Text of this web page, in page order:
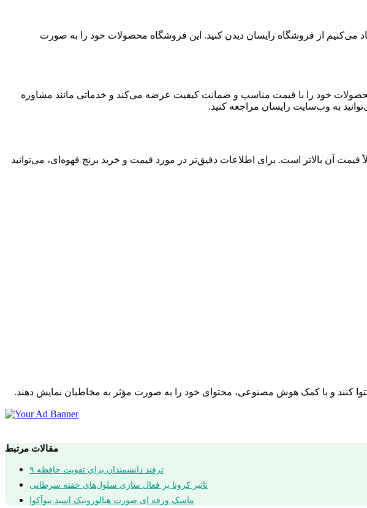
می‌کنیم از فروشگاه رایسان دیدن کنید. این فروشگاه محصولات خود را به صورت
است. این فروشگاه محصولات خود را با قیمت مناسب و ضمانت کیفیت عرضه می‌کند و خدماتی مانند مشاوره
به وب‌سایت رایسان مراجعه کنید.
آن بالاتر است. برای اطلاعات دقیق‌تر در مورد قیمت و خرید برنج قهوه‌ای، می‌توانید
کنند و با کمک هوش مصنوعی، محتوای خود را به صورت مؤثر به مخاطبان نمایش دهند.
مقالات مرتبط
۹ ترفند دانشمندان برای تقویت حافظه
تاثیر کرونا بر فعال سازی سلول‌های خفته سرطانی
ماسک ورقه ای صورت هیالورونیک اسید بیوآکوا